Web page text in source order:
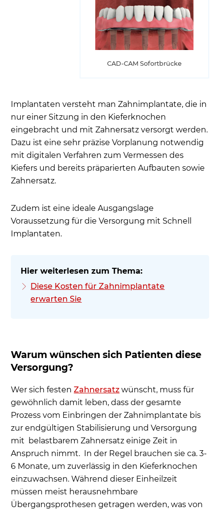
CAD-CAM Sofortbrücke
Implantaten versteht man Zahnimplantate, die in
nur einer Sitzung in den Kieferknochen
eingebracht und mit Zahnersatz versorgt werden.
Dazu ist eine sehr präzise Vorplanung notwendig
mit digitalen Verfahren zum Vermessen des
Kiefers und bereits präparierten Aufbauten sowie
Zahnersatz.
Zudem ist eine ideale Ausgangslage
Voraussetzung für die Versorgung mit Schnell
Implantaten.
Diese Kosten für Zahnimplantate
erwarten Sie
Warum wünschen sich Patienten diese
Versorgung?
Wer sich festenZahnersatz wünscht, muss für
gewöhnlich damit leben, dass der gesamte
Prozess vom Einbringen der Zahnimplantate bis
zur endgültigen Stabilisierung und Versorgung
mit belastbarem Zahnersatz einige Zeit in
Anspruch nimmt. In der Regel brauchen sie ca. 3-
6 Monate, um zuverlässig in den Kieferknochen
einzuwachsen. Während dieser Einheilzeit
müssen meist herausnehmbare
Übergangsprothesen getragen werden, was von